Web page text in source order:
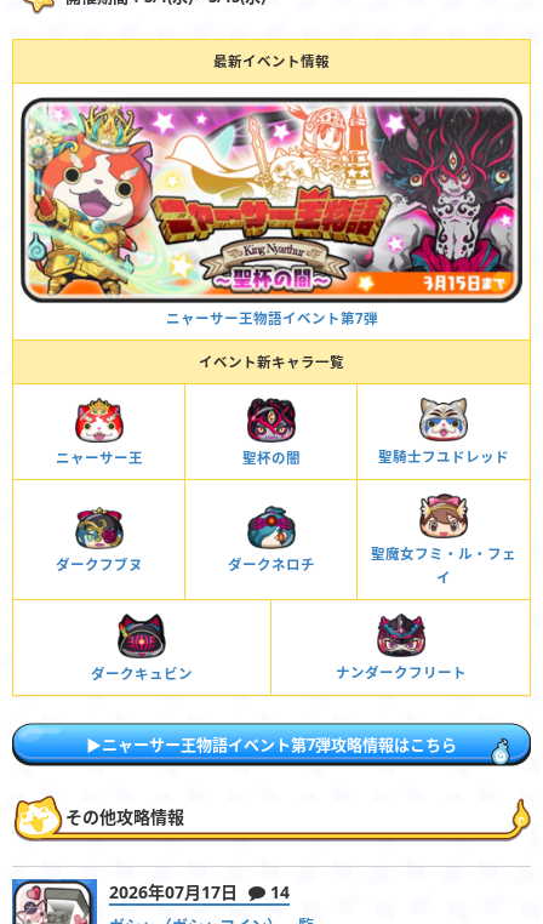
最新イベント情報
ニャーサー王物語イベント第7弾
イベント新キャラ一覧
ニャーサー王 聖杯の闇 聖騎士フユドレッド
ダークフブヌ ダークネロチ
聖魔女フミ・ル・フェ
イ
ダークキュビン ナンダークフリート
▶ニャーサー王物語イベント第7弾攻略情報はこちら
その他攻略情報
2026年07月17日 14